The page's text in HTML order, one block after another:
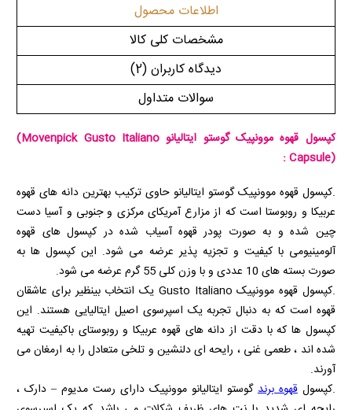
اطلاعات محصول
مشخصات کلی کالا
دیدگاه کاربران(2)
سوالات متداول
کپسول قهوه موونپیک گوستو ایتالیانو(Movenpick Gusto Italiano
Capsule)
:
.کپسول قهوه موونپیک گوستو ایتالیانو حاوی ترکیب بهترین دانه های قهوه
عربیکا و روبوستا است که از مزارع آمریکای مرکزی و جنوبی و آسیا دست
چین شده و به صورت پودر قهوه آسیاب شده در کپسول های قهوه
آلومینیومی با کیفیت و تجزیه پذیر عرضه می شود. این کپسول ها به
صورت بسته های 10 عددی و با وزن کلی 55 گرم عرضه می شود.
.کپسول قهوه موونپیک Gusto Italiano یک انتخاب بینظیر برای عاشقان
قهوه است که به دنبال تجربه‌ یک اسپرسوی اصیل ایتالیایی هستند. این
کپسول‌ ها که با دقت از دانه‌ های قهوه عربیکا و روبوستای باکیفیت تهیه
شده‌ اند ، طعمی غنی ، رایحه‌ ای دلنشین و تلخی متعادل را به ارمغان می‌
آورند.
.کپسولقهوه برندگوستو ایتالیانو موونپیک دارای رست مدیوم – دارک ،